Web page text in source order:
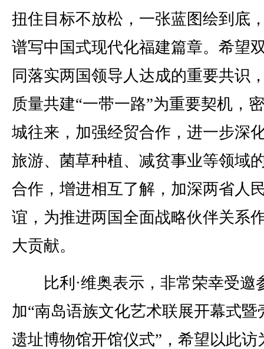
扭住目标不放松，一张蓝图绘到底
谱写中国式现代化福建篇章。希望
同落实两国领导人达成的重要共识
质量共建“一带一路”为重要契机，
城往来，加强经贸合作，进一步深
旅游、菌草种植、减贫事业等领域
合作，增进相互了解，加深两省人
谊，为推进两国全面战略伙伴关系
大贡献。
比利·维奥表示，非常荣幸受邀
加“南岛语族文化艺术联展开幕式暨
遗址博物馆开馆仪式”，希望以此访